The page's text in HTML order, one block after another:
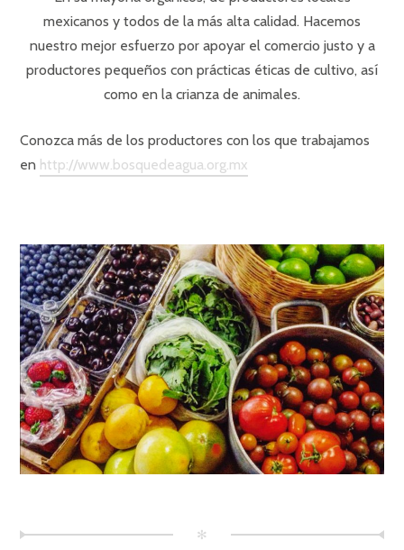
mexicanos y todos de la más alta calidad. Hacemos
nuestro mejor esfuerzo por apoyar el comercio justo y a
productores pequeños con prácticas éticas de cultivo, así
como en la crianza de animales.
Conozca más de los productores con los que trabajamos
en http://www.bosquedeagua.org.mx
✻